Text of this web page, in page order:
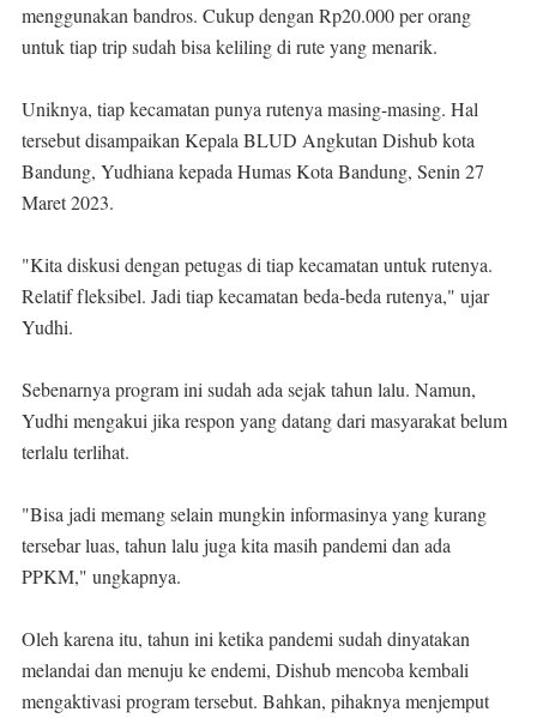
menggunakan bandros. Cukup dengan Rp20.000 per orang
untuk tiap trip sudah bisa keliling di rute yang menarik.
Uniknya, tiap kecamatan punya rutenya masing-masing. Hal
tersebut disampaikan Kepala BLUD Angkutan Dishub kota
Bandung, Yudhiana kepada Humas Kota Bandung, Senin 27
Maret 2023.
"Kita diskusi dengan petugas di tiap kecamatan untuk rutenya.
Relatif fleksibel. Jadi tiap kecamatan beda-beda rutenya," ujar
Yudhi.
Sebenarnya program ini sudah ada sejak tahun lalu. Namun,
Yudhi mengakui jika respon yang datang dari masyarakat belum
terlalu terlihat.
"Bisa jadi memang selain mungkin informasinya yang kurang
tersebar luas, tahun lalu juga kita masih pandemi dan ada
PPKM," ungkapnya.
Oleh karena itu, tahun ini ketika pandemi sudah dinyatakan
melandai dan menuju ke endemi, Dishub mencoba kembali
mengaktivasi program tersebut. Bahkan, pihaknya menjemput